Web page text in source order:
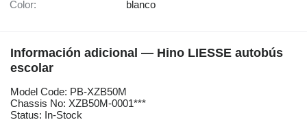
Color: blanco
Información adicional — Hino LIESSE autobús
escolar
Model Code: PB-XZB50M
Chassis No: XZB50M-0001***
Status: In-Stock